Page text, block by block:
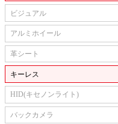
ビジュアル
アルミホイール
革シート
キーレス
HID(キセノンライト)
バックカメラ